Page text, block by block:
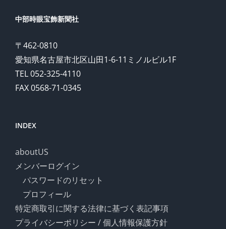
中部時眼宝飾新聞社
〒462-0810
愛知県名古屋市北区山田1-6-11ミノルビル1F
TEL 052-325-4110
FAX 0568-71-0345
INDEX
aboutUS
メンバーログイン
パスワードのリセット
プロフィール
特定商取引に関する法律に基づく表記事項
プライバシーポリシー / 個人情報保護方針